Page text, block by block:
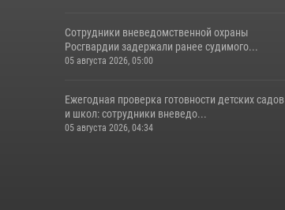
Сотрудники вневедомственной охраны
Росгвардии задержали ранее судимого...
05 августа 2026, 05:00
Ежегодная проверка готовности детских садов
и школ: сотрудники вневедо...
05 августа 2026, 04:34